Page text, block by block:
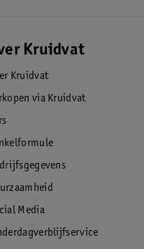
Kruidvat
Kruidvat
via Kruidvat
Media